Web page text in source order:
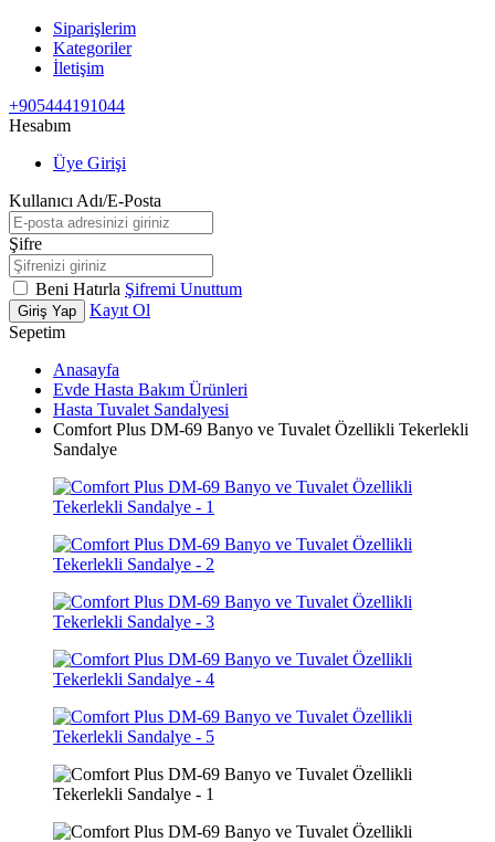
Siparişlerim
Kategoriler
İletişim
+905444191044
Hesabım
Üye Girişi
Kullanıcı Adı/E-Posta
Şifre
Beni Hatırla Şifremi Unuttum
Giriş Yap
Kayıt Ol
Sepetim
Anasayfa
Evde Hasta Bakım Ürünleri
Hasta Tuvalet Sandalyesi
Comfort Plus DM-69 Banyo ve Tuvalet Özellikli Tekerlekli
Sandalye